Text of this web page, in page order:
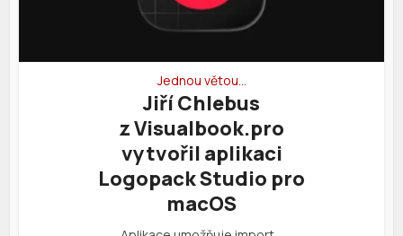
Jednou větou…
Jiří Chlebus
z Visualbook.pro
vytvořil aplikaci
Logopack Studio pro
macOS